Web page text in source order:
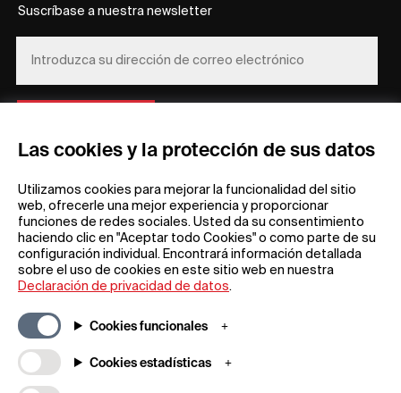
Las cookies y la protección de sus datos
Utilizamos cookies para mejorar la funcionalidad del sitio
web, ofrecerle una mejor experiencia y proporcionar
funciones de redes sociales. Usted da su consentimiento
haciendo clic en "Aceptar todo Cookies" o como parte de su
configuración individual. Encontrará información detallada
sobre el uso de cookies en este sitio web en nuestra
Declaración de privacidad de datos.
Cookies funcionales
Cookies estadísticas
Información general
Preguntas frecuentes
Condiciones generales
Términos de la rifa
Aviso legal
Empresa
my iF
comunicados de
Aplicación iF Design
Suscríbase a nuestra newsletter